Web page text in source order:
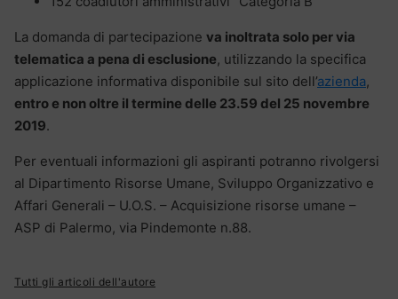
La domanda di partecipazione va inoltrata solo per via
telematica a pena di esclusione, utilizzando la specifica
applicazione informativa disponibile sul sito dell’azienda,
entro e non oltre il termine delle 23.59 del 25 novembre
2019.
Per eventuali informazioni gli aspiranti potranno rivolgersi
al Dipartimento Risorse Umane, Sviluppo Organizzativo e
Affari Generali – U.O.S. – Acquisizione risorse umane –
ASP di Palermo, via Pindemonte n.88.
Tutti gli articoli dell'autore